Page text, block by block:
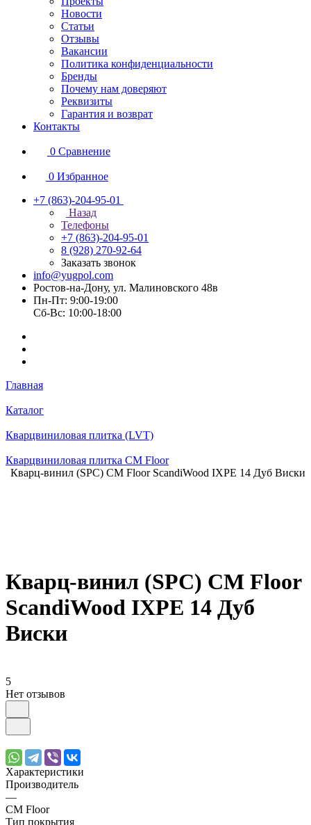
Новости
Статьи
Отзывы
Вакансии
Политика конфиденциальности
Бренды
Почему нам доверяют
Реквизиты
Гарантия и возврат
Контакты
0 Сравнение
0 Избранное
+7 (863)-204-95-01
Назад
Телефоны
+7 (863)-204-95-01
8 (928) 270-92-64
Заказать звонок
info@yugpol.com
Ростов-на-Дону, ул. Малиновского 48в
Пн-Пт: 9:00-19:00
Cб-Вс: 10:00-18:00
Главная
Каталог
Кварцвиниловая плитка (LVT)
Кварцвиниловая плитка CM Floor
Кварц-винил (SPC) CM Floor ScandiWood IXPE 14 Дуб Виски
Кварц-винил (SPC) CM Floor
ScandiWood IXPE 14 Дуб
Виски
5
Нет отзывов
Характеристики
Производитель
—
CM Floor
Тип покрытия